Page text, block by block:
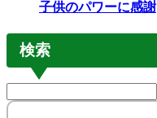
子供のパワーに感謝
検索